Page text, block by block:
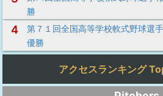
勝
4
第７１回全国高等学校軟式野球選
優勝
アクセスランキング